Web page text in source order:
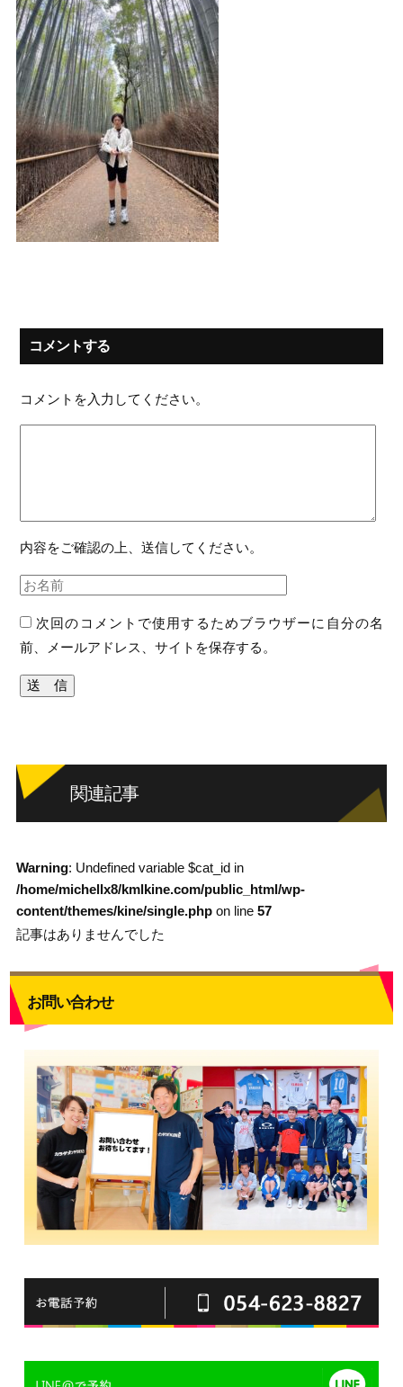
コメントする
コメントを入力してください。
内容をご確認の上、送信してください。
次回のコメントで使用するためブラウザーに自分の名
前、メールアドレス、サイトを保存する。
関連記事
Warning: Undefined variable $cat_id in
/home/michellx8/kmlkine.com/public_html/wp-
content/themes/kine/single.phpon line 57
記事はありませんでした
お問い合わせ